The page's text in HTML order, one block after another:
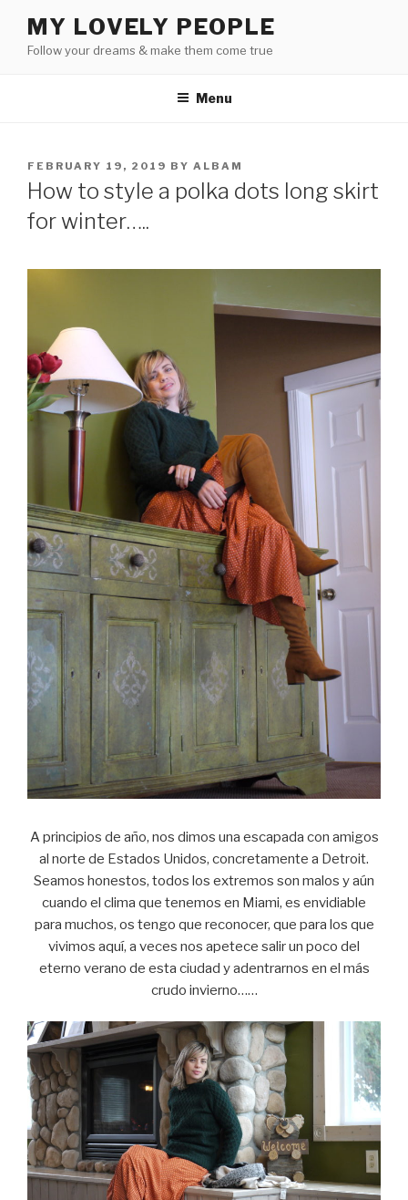
content
MY LOVELY PEOPLE
Follow your dreams & make them come true
Menu
POSTED
ON
FEBRUARY 19, 2019 BY ALBAM
How to style a polka dots long skirt
for winter…..
A principios de año, nos dimos una escapada con amigos
al norte de Estados Unidos, concretamente a Detroit.
Seamos honestos, todos los extremos son malos y aún
cuando el clima que tenemos en Miami, es envidiable
para muchos, os tengo que reconocer, que para los que
vivimos aquí, a veces nos apetece salir un poco del
eterno verano de esta ciudad y adentrarnos en el más
crudo invierno……